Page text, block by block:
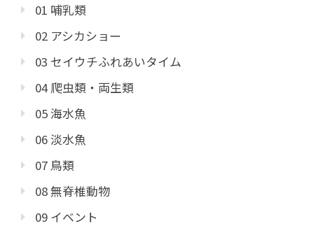
01 哺乳類
02 アシカショー
03 セイウチふれあいタイム
04 爬虫類・両生類
05 海水魚
06 淡水魚
07 鳥類
08 無脊椎動物
09 イベント